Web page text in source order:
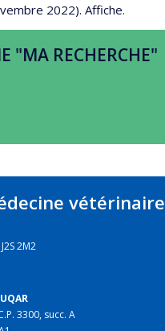
2022). Affiche.
"MA RECHERCHE"
vétérinaire
2M2
3300, succ. A